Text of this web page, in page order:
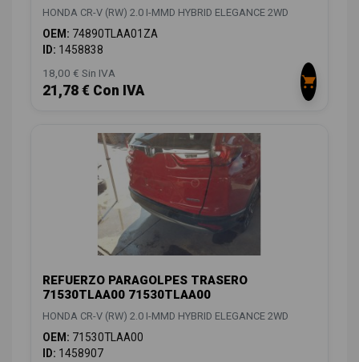
HONDA CR-V (RW) 2.0 I-MMD HYBRID ELEGANCE 2WD
OEM: 74890TLAA01ZA
ID: 1458838
18,00 € Sin IVA
21,78 € Con IVA
REFUERZO PARAGOLPES TRASERO
71530TLAA00 71530TLAA00
HONDA CR-V (RW) 2.0 I-MMD HYBRID ELEGANCE 2WD
OEM: 71530TLAA00
ID: 1458907